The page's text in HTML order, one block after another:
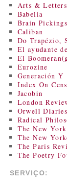
Arts &
Babelia
Brain Pickings
Caliban
Do Trapézio,
El ayudante
El
Eurozine
Generación Y
Index On
Jacobin
London
Orwell Diaries
Radical
The New
The New
The Paris
The Poetry
SERVIÇO: